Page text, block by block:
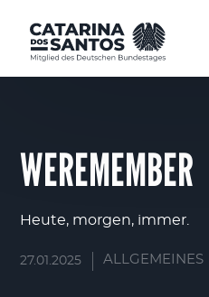
WEREMEMBER
Heute, morgen, immer.
27.01.2025 ALLGEMEINES